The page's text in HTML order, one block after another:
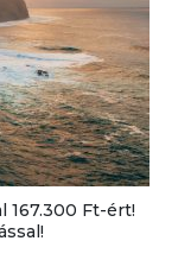
167.300 Ft-ért!